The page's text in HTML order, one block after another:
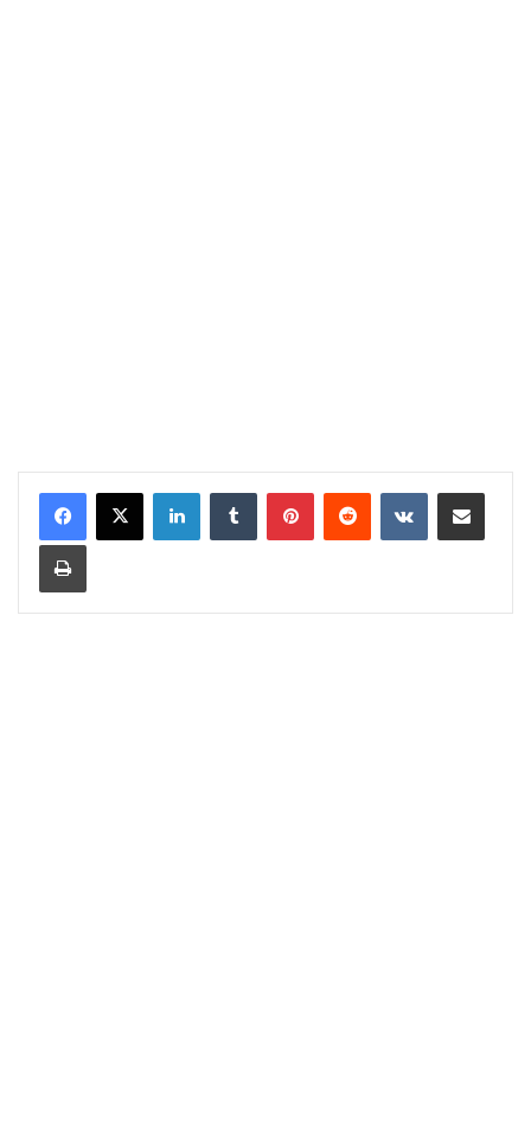
LinkedInTumblr PinterestReddit VKontakteShare via Email
Print